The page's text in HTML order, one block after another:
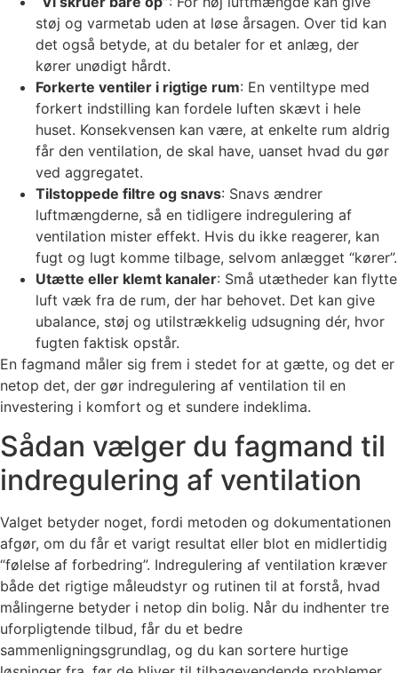
støj og varmetab uden at løse årsagen. Over tid kan
det også betyde, at du betaler for et anlæg, der
kører unødigt hårdt.
Forkerte ventiler i rigtige rum: En ventiltype med
forkert indstilling kan fordele luften skævt i hele
huset. Konsekvensen kan være, at enkelte rum aldrig
får den ventilation, de skal have, uanset hvad du gør
ved aggregatet.
Tilstoppede filtre og snavs: Snavs ændrer
luftmængderne, så en tidligere indregulering af
ventilation mister effekt. Hvis du ikke reagerer, kan
fugt og lugt komme tilbage, selvom anlægget “kører”.
Utætte eller klemt kanaler: Små utætheder kan flytte
luft væk fra de rum, der har behovet. Det kan give
ubalance, støj og utilstrækkelig udsugning dér, hvor
fugten faktisk opstår.
En fagmand måler sig frem i stedet for at gætte, og det er
netop det, der gør indregulering af ventilation til en
investering i komfort og et sundere indeklima.
Sådan vælger du fagmand til
indregulering af ventilation
Valget betyder noget, fordi metoden og dokumentationen
afgør, om du får et varigt resultat eller blot en midlertidig
“følelse af forbedring”. Indregulering af ventilation kræver
både det rigtige måleudstyr og rutinen til at forstå, hvad
målingerne betyder i netop din bolig. Når du indhenter tre
uforpligtende tilbud, får du et bedre
sammenligningsgrundlag, og du kan sortere hurtige